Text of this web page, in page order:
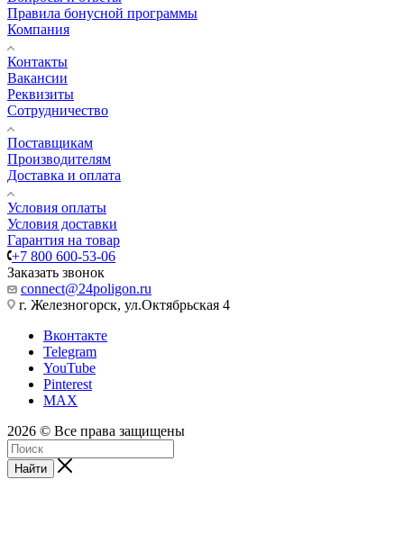
Правила бонусной программы
Компания
Контакты
Вакансии
Реквизиты
Сотрудничество
Поставщикам
Производителям
Доставка и оплата
Условия оплаты
Условия доставки
Гарантия на товар
+7 800 600-53-06
Заказать звонок
connect@24poligon.ru
г. Железногорск, ул.Октябрьская 4
Вконтакте
Telegram
YouTube
Pinterest
MAX
2026 © Все права защищены
Найти